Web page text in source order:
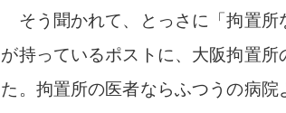
そう聞かれて、とっさに「拘置所
が持っているポストに、大阪拘置
た。拘置所の医者ならふつうの病